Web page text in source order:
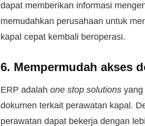
dapat memberikan informasi
memudahkan perusahaan untuk
kapal cepat kembali beroperasi.
6. Mempermudah akses
ERP adalahone stop solutions
dokumen terkait perawatan kapal.
perawatan dapat bekerja dengan